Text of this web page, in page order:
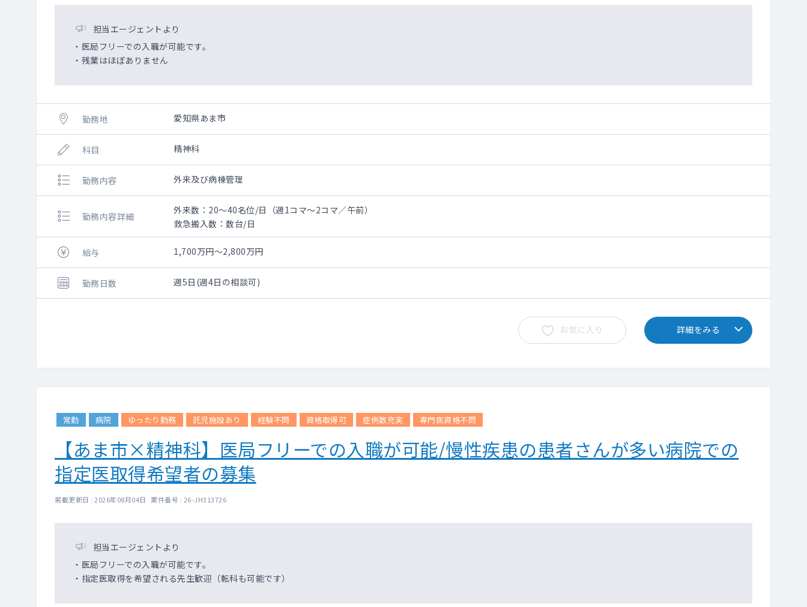
担当エージェントより
・医局フリーでの入職が可能です。
・残業はほぼありません
勤務地 愛知県あま市
科目 精神科
勤務内容 外来及び病棟管理
勤務内容詳細
外来数：20～40名位/日（週1コマ～2コマ／午前）
救急搬入数：数台/日
給与 1,700万円～2,800万円
勤務日数 週5日(週4日の相談可)
お気に入り 詳細をみる
常勤 病院 ゆったり勤務 託児施設あり 経験不問 資格取得可 症例数充実 専門医資格不問
【あま市×精神科】医局フリーでの入職が可能/慢性疾患の患者さんが多い病院での
指定医取得希望者の募集
掲載更新日 : 2026年08月04日 案件番号 : 26-JH313726
担当エージェントより
・医局フリーでの入職が可能です。
・指定医取得を希望される先生歓迎（転科も可能です）